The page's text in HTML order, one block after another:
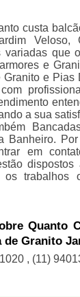
custa
Veloso,
que
e
e Pias
a sua
Banheiro.
em
trabalhos
Quanto
de Granito
, (11)